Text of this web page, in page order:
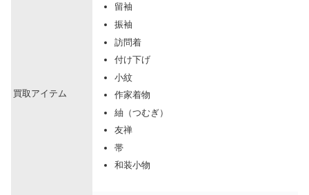
買取アイテム
留袖
振袖
訪問着
付け下げ
小紋
作家着物
紬（つむぎ）
友禅
帯
和装小物